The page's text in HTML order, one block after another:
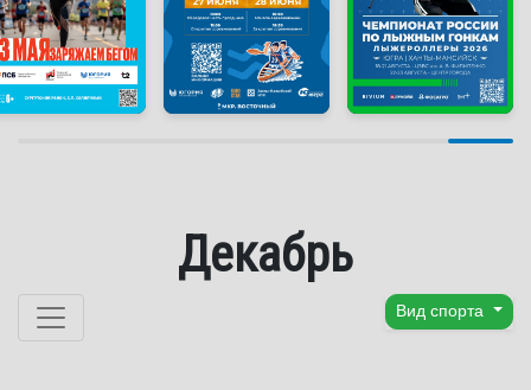
Декабрь
Перейти к содержанию Вид спорта